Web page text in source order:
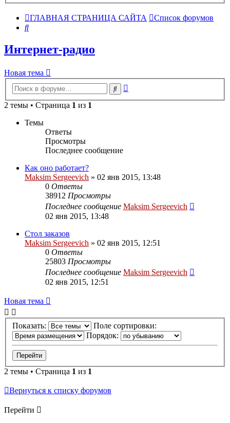
ГЛАВНАЯ СТРАНИЦА САЙТА
Список форумов
Поиск
Интернет-радио
Новая тема
Поиск
2 темы • Страница 1 из 1
Темы
Ответы
Просмотры
Последнее сообщение
Как оно работает?
Maksim Sergeevich » 02 янв 2015, 13:48
0 Ответы
38912 Просмотры
Последнее сообщение Maksim Sergeevich
02 янв 2015, 13:48
Стол заказов
Maksim Sergeevich » 02 янв 2015, 12:51
0 Ответы
25803 Просмотры
Последнее сообщение Maksim Sergeevich
02 янв 2015, 12:51
Новая тема
Показать:
Поле сортировки:
Порядок:
2 темы • Страница 1 из 1
Вернуться к списку форумов
Перейти